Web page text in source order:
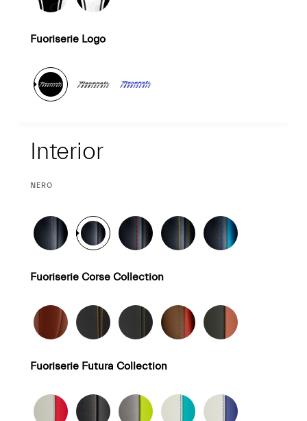
Fuoriserie Logo
Interior
Interior
CURRENT
NERO
Fuoriserie Corse Collection
Fuoriserie Futura Collection